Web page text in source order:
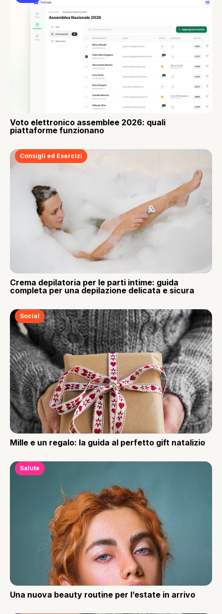
Voto elettronico assemblee 2026: quali
piattaforme funzionano
Consigli ed Esercizi
Crema depilatoria per le parti intime: guida
completa per una depilazione delicata e sicura
Social
Mille e un regalo: la guida al perfetto gift natalizio
Salute
Una nuova beauty routine per l’estate in arrivo